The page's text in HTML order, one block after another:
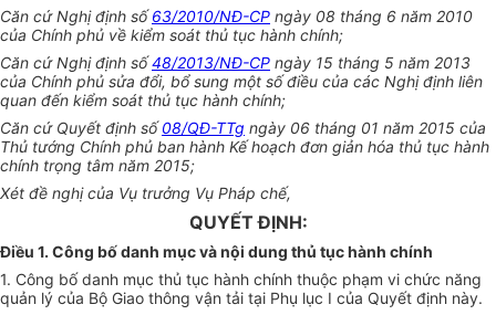
Căn cứ Nghị định số63/2010/NĐ-CP ngày 08 tháng 6 năm 2010
của Chính phủ về kiểm soát thủ tục hành chính;
Căn cứ Nghị định số48/2013/NĐ-CP ngày 15 tháng 5 năm 2013
của Chính phủ sửa đổi, bổ sung một số điều của các Nghị định liên
quan đến kiểm soát thủ tục hành chính;
Căn cứ Quyết định số08/QĐ-TTg ngày 06 tháng 01 năm 2015 của
Thủ tướng Chính phủ ban hành Kế hoạch đơn giản hóa thủ tục hành
chính trọng tâm năm 2015;
Xét đề nghị của Vụ trưởng Vụ Pháp chế,
QUYẾT ĐỊNH:
Điều 1. Công bố danh mục và nội dung thủ tục hành chính
1. Công bố danh mục thủ tục hành chính thuộc phạm vi chức năng
quản lý của Bộ Giao thông vận tải tại Phụ lục I của Quyết định này.